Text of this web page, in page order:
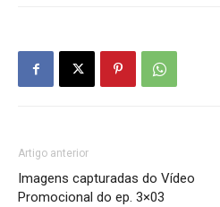
Artigo anterior
Imagens capturadas do Vídeo
Promocional do ep. 3×03